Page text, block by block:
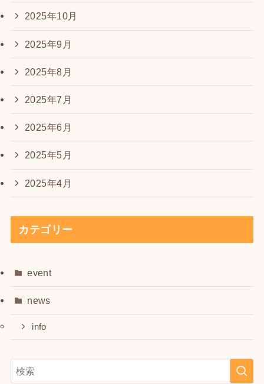
2025年10月
2025年9月
2025年8月
2025年7月
2025年6月
2025年5月
2025年4月
カテゴリー
event
news
info